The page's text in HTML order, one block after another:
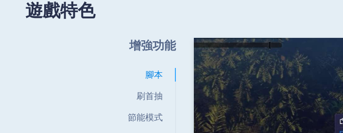
遊戲特色
增強功能
腳本
刷首抽
節能模式